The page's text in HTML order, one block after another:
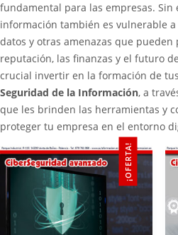
fundamental para las empresas. Sin
información también es vulnerable
datos y otras amenazas que pueden
reputación, las finanzas y el futuro
crucial invertir en la formación de
Seguridad de la Información, a
que les brinden las herramientas y
proteger tu empresa en el entorno
¡OFERTA!